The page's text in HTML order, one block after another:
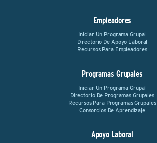
Empleadores
Iniciar Un Programa Grupal
Directorio De Apoyo Laboral
Recursos Para Empleadores
Programas Grupales
Iniciar Un Programa Grupal
Directorio De Programas Grupales
Recursos Para Programas Grupales
Consorcios De Aprendizaje
Apoyo Laboral